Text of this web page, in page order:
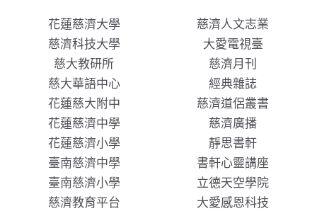
花蓮慈濟大學
慈濟科技大學
慈大教研所
慈大華語中心
花蓮慈大附中
花蓮慈濟中學
花蓮慈濟小學
臺南慈濟中學
臺南慈濟小學
慈濟教育平台
慈濟人文志業
大愛電視臺
慈濟月刊
經典雜誌
慈濟道侶叢書
慈濟廣播
靜思書軒
書軒心靈講座
立德天空學院
大愛感恩科技